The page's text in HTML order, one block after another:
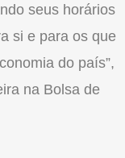
seus horários
si e para os que
do país”,
na Bolsa de